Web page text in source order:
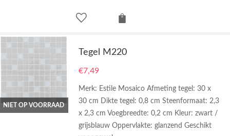
NIET OP VOORRAAD
Tegel M220
€7,49
Merk: Estile Mosaico Afmeting tegel: 30 x
30 cm Dikte tegel: 0,8 cm Steenformaat: 2,3
x 2,3 cm Voegbreedte: 0,2 cm Kleur: zwart /
grijsblauw Oppervlakte: glanzend Geschikt